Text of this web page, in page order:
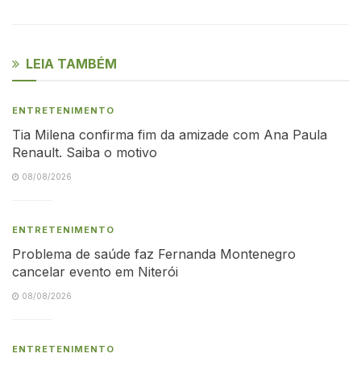
LEIA TAMBÉM
ENTRETENIMENTO
Tia Milena confirma fim da amizade com Ana Paula
Renault. Saiba o motivo
08/08/2026
ENTRETENIMENTO
Problema de saúde faz Fernanda Montenegro
cancelar evento em Niterói
08/08/2026
ENTRETENIMENTO